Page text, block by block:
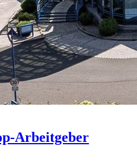
Arbeitgeber